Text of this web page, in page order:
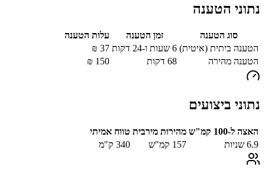
נתוני הטענה
סוג הטענה זמן הטענה
עלות הטענה
הטענה ביתית (איטית) 6 שעות ו-24 דקות 37
₪
הטענה מהירה
68 דקות 150
₪
נתוני ביצועים
האצה ל-100 קמ"ש מהירות מירבית טווח אמיתי
6.9 שניות 157 קמ"ש 340 ק"מ